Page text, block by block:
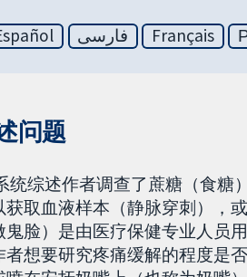
فارسی Français
问题
统综述作者调查了蔗糖（食
获取血液样本（静脉穿刺），
鬼脸）是由医疗保健专业人员
者想要研究疼痛缓解的程度是